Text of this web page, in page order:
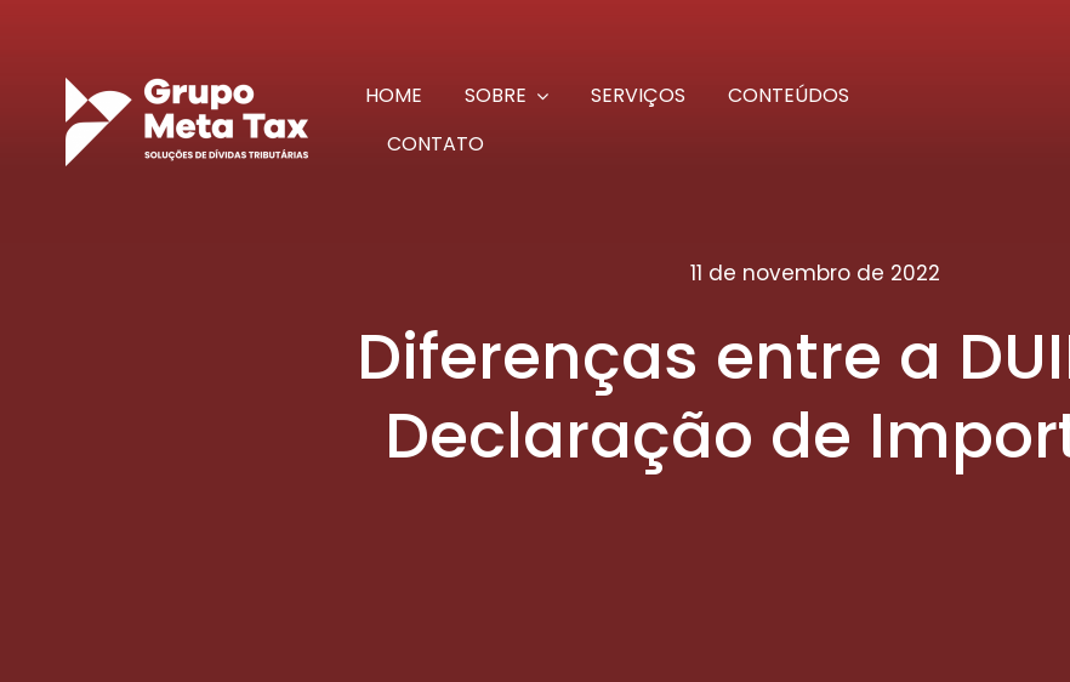
conteúdo
HOME SOBRE SERVIÇOS
CONTEÚDOS
CONTATO
11 de novembro de 2022
Diferenças entre a
Declaração de